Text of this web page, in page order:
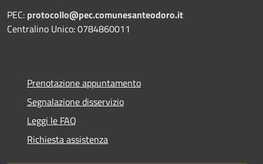
PEC: protocollo@pec.comunesanteodoro.it
Centralino Unico: 0784860011
Prenotazione appuntamento
Segnalazione disservizio
Leggi le FAQ
Richiesta assistenza